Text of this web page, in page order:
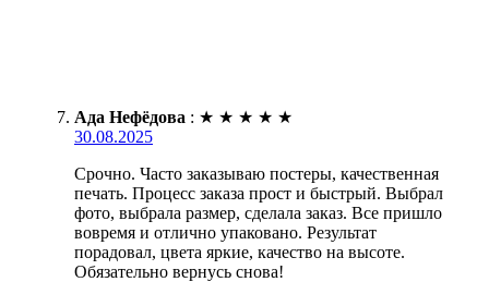
Ада Нефёдова : ★ ★ ★ ★ ★
30.08.2025
Срочно. Часто заказываю постеры, качественная
печать. Процесс заказа прост и быстрый. Выбрал
фото, выбрала размер, сделала заказ. Все пришло
вовремя и отлично упаковано. Результат
порадовал, цвета яркие, качество на высоте.
Обязательно вернусь снова!